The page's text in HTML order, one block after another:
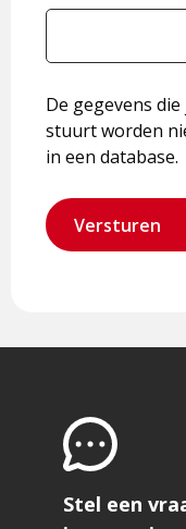
De gegevens
stuurt worden
in een database.
Stel een